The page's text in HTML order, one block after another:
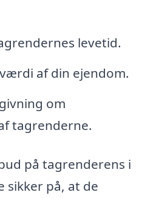
levetid.
af din ejendom.
om
tagrenderne.
på tagrenderens i
sikker på, at de